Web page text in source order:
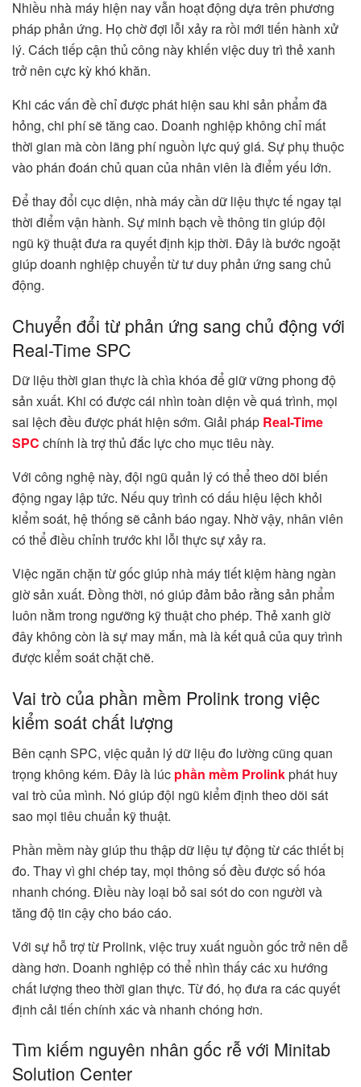
Nhiều nhà máy hiện nay vẫn hoạt động dựa trên phương
pháp phản ứng. Họ chờ đợi lỗi xảy ra rồi mới tiến hành xử
lý. Cách tiếp cận thủ công này khiến việc duy trì thẻ xanh
trở nên cực kỳ khó khăn.
Khi các vấn đề chỉ được phát hiện sau khi sản phẩm đã
hỏng, chi phí sẽ tăng cao. Doanh nghiệp không chỉ mất
thời gian mà còn lãng phí nguồn lực quý giá. Sự phụ thuộc
vào phán đoán chủ quan của nhân viên là điểm yếu lớn.
Để thay đổi cục diện, nhà máy cần dữ liệu thực tế ngay tại
thời điểm vận hành. Sự minh bạch về thông tin giúp đội
ngũ kỹ thuật đưa ra quyết định kịp thời. Đây là bước ngoặt
giúp doanh nghiệp chuyển từ tư duy phản ứng sang chủ
động.
Chuyển đổi từ phản ứng sang chủ động với
Real-Time SPC
Dữ liệu thời gian thực là chìa khóa để giữ vững phong độ
sản xuất. Khi có được cái nhìn toàn diện về quá trình, mọi
sai lệch đều được phát hiện sớm. Giải pháp Real-Time
SPC chính là trợ thủ đắc lực cho mục tiêu này.
Với công nghệ này, đội ngũ quản lý có thể theo dõi biến
động ngay lập tức. Nếu quy trình có dấu hiệu lệch khỏi
kiểm soát, hệ thống sẽ cảnh báo ngay. Nhờ vậy, nhân viên
có thể điều chỉnh trước khi lỗi thực sự xảy ra.
Việc ngăn chặn từ gốc giúp nhà máy tiết kiệm hàng ngàn
giờ sản xuất. Đồng thời, nó giúp đảm bảo rằng sản phẩm
luôn nằm trong ngưỡng kỹ thuật cho phép. Thẻ xanh giờ
đây không còn là sự may mắn, mà là kết quả của quy trình
được kiểm soát chặt chẽ.
Vai trò của phần mềm Prolink trong việc
kiểm soát chất lượng
Bên cạnh SPC, việc quản lý dữ liệu đo lường cũng quan
trọng không kém. Đây là lúc phần mềm Prolinkphát huy
vai trò của mình. Nó giúp đội ngũ kiểm định theo dõi sát
sao mọi tiêu chuẩn kỹ thuật.
Phần mềm này giúp thu thập dữ liệu tự động từ các thiết bị
đo. Thay vì ghi chép tay, mọi thông số đều được số hóa
nhanh chóng. Điều này loại bỏ sai sót do con người và
tăng độ tin cậy cho báo cáo.
Với sự hỗ trợ từ Prolink, việc truy xuất nguồn gốc trở nên dễ
dàng hơn. Doanh nghiệp có thể nhìn thấy các xu hướng
chất lượng theo thời gian thực. Từ đó, họ đưa ra các quyết
định cải tiến chính xác và nhanh chóng hơn.
Tìm kiếm nguyên nhân gốc rễ với Minitab
Solution Center